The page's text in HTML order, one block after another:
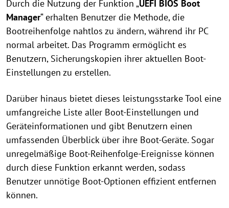
Durch die Nutzung der Funktion „UEFI BIOS Boot
Manager“ erhalten Benutzer die Methode, die
Bootreihenfolge nahtlos zu ändern, während ihr PC
normal arbeitet. Das Programm ermöglicht es
Benutzern, Sicherungskopien ihrer aktuellen Boot-
Einstellungen zu erstellen.
Darüber hinaus bietet dieses leistungsstarke Tool eine
umfangreiche Liste aller Boot-Einstellungen und
Geräteinformationen und gibt Benutzern einen
umfassenden Überblick über ihre Boot-Geräte. Sogar
unregelmäßige Boot-Reihenfolge-Ereignisse können
durch diese Funktion erkannt werden, sodass
Benutzer unnötige Boot-Optionen effizient entfernen
können.